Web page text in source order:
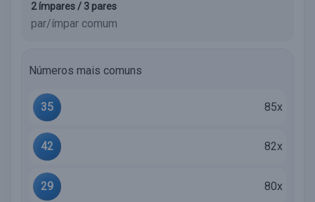
2 ímpares / 3 pares
par/ímpar comum
Números mais comuns
35 85x
42 82x
29 80x